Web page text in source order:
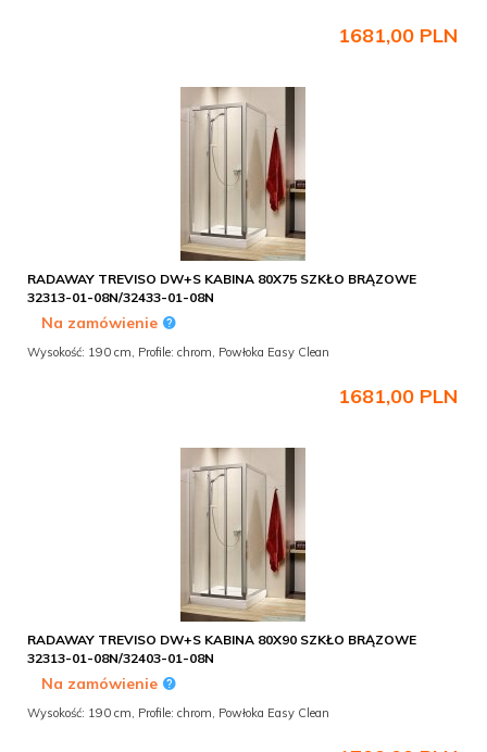
1681,00 PLN
RADAWAY TREVISO DW+S KABINA 80X75 SZKŁO BRĄZOWE
32313-01-08N/32433-01-08N
Na zamówienie
Wysokość: 190 cm, Profile: chrom, Powłoka Easy Clean
1681,00 PLN
RADAWAY TREVISO DW+S KABINA 80X90 SZKŁO BRĄZOWE
32313-01-08N/32403-01-08N
Na zamówienie
Wysokość: 190 cm, Profile: chrom, Powłoka Easy Clean